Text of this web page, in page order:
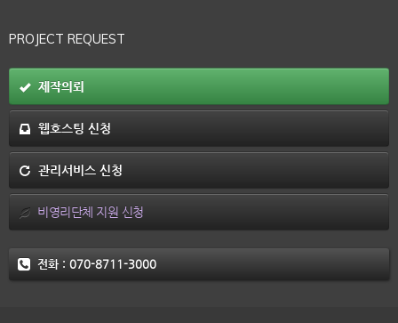
PROJECT REQUEST
제작의뢰
웹호스팅 신청
관리서비스 신청
비영리단체 지원 신청
전화 : 070-8711-3000